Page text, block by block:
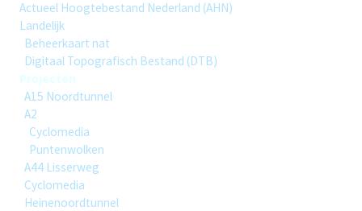
Actueel Hoogtebestand Nederland (AHN)
Landelijk
Beheerkaart nat
Digitaal Topografisch Bestand (DTB)
Projecten
A15 Noordtunnel
A2
Cyclomedia
Puntenwolken
A44 Lisserweg
Cyclomedia
Heinenoordtunnel